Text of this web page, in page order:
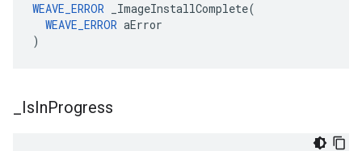
WEAVE_ERROR _ImageInstallComplete(
WEAVE_ERROR aError
)
IsInProgress